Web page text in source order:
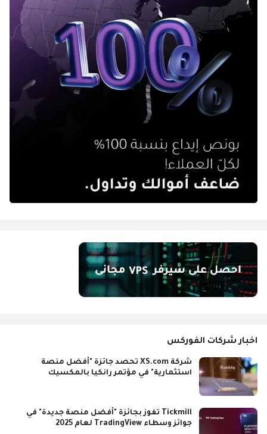
اخبار شركات الفوركس
شركة XS.com تحصد جائزة "أفضل منصة
استثمارية" في مؤتمر رانكيا بالمكسيك
Tickmill تفوز بجائزة "أفضل منصة جديدة" في
جوائز وسطاء TradingView لعام 2025